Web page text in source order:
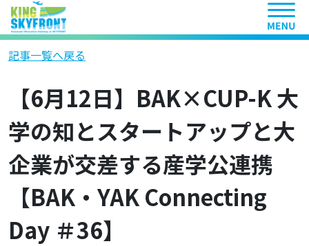
ヘッ
記事一覧へ戻る
【6月12日】BAK×CUP-K 大
学の知とスタートアップと大
企業が交差する産学公連携
【BAK・YAK Connecting
Day ＃36】